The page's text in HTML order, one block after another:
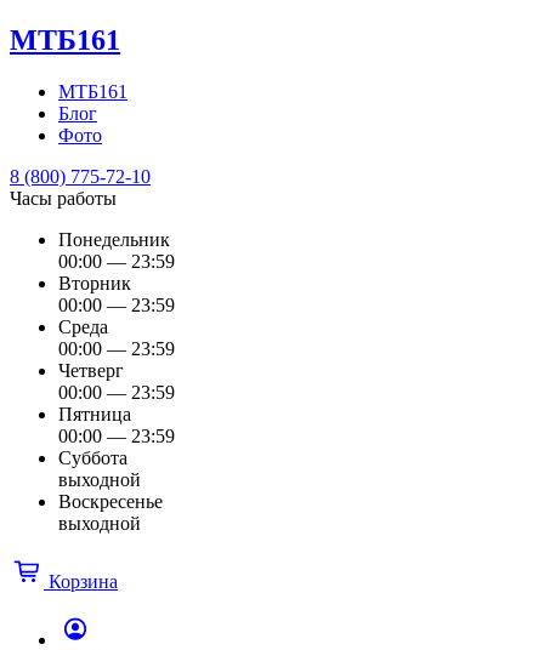
МТБ161
МТБ161
Блог
Фото
8 (800) 775-72-10
Часы работы
Понедельник
00:00 — 23:59
Вторник
00:00 — 23:59
Среда
00:00 — 23:59
Четверг
00:00 — 23:59
Пятница
00:00 — 23:59
Суббота
выходной
Воскресенье
выходной
Корзина